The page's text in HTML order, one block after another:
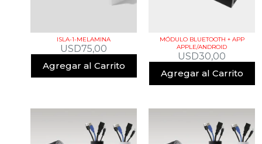
ISLA-1-MELAMINA
USD75,00
Agregar al Carrito
MÓDULO BLUETOOTH + APP
APPLE/ANDROID
USD30,00
Agregar al Carrito